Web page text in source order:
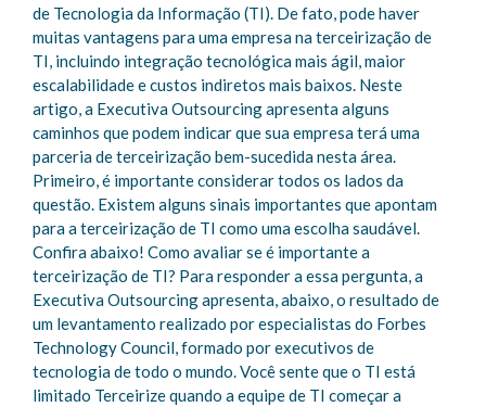
de Tecnologia da Informação (TI). De fato, pode haver
muitas vantagens para uma empresa na terceirização de
TI, incluindo integração tecnológica mais ágil, maior
escalabilidade e custos indiretos mais baixos. Neste
artigo, a Executiva Outsourcing apresenta alguns
caminhos que podem indicar que sua empresa terá uma
parceria de terceirização bem-sucedida nesta área.
Primeiro, é importante considerar todos os lados da
questão. Existem alguns sinais importantes que apontam
para a terceirização de TI como uma escolha saudável.
Confira abaixo! Como avaliar se é importante a
terceirização de TI? Para responder a essa pergunta, a
Executiva Outsourcing apresenta, abaixo, o resultado de
um levantamento realizado por especialistas do Forbes
Technology Council, formado por executivos de
tecnologia de todo o mundo. Você sente que o TI está
limitado Terceirize quando a equipe de TI começar a